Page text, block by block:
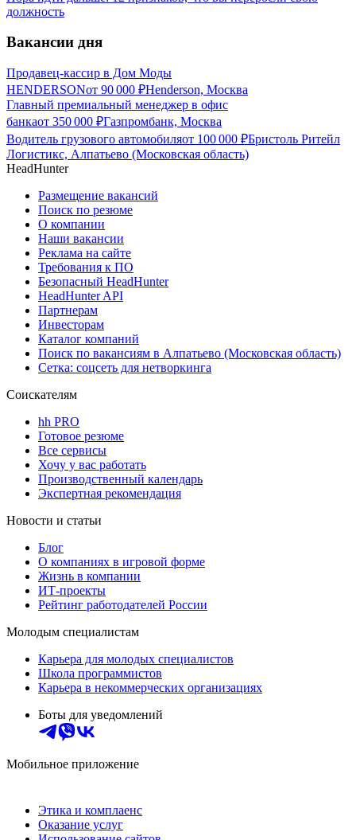
должность
Вакансии дня
Продавец-кассир в Дом Моды
HENDERSONот 90 000 ₽Henderson, Москва
Главный премиальный менеджер в офис
банкаот 350 000 ₽Газпромбанк, Москва
Водитель грузового автомобиляот 100 000 ₽Бристоль Ритейл
Логистикс, Алпатьево (Московская область)
HeadHunter
Размещение вакансий
Поиск по резюме
О компании
Наши вакансии
Реклама на сайте
Требования к ПО
Безопасный HeadHunter
HeadHunter API
Партнерам
Инвесторам
Каталог компаний
Поиск по вакансиям в Алпатьево (Московская область)
Сетка: соцсеть для нетворкинга
Соискателям
hh PRO
Готовое резюме
Все сервисы
Хочу у вас работать
Производственный календарь
Экспертная рекомендация
Новости и статьи
Блог
О компаниях в игровой форме
Жизнь в компании
ИТ-проекты
Рейтинг работодателей России
Молодым специалистам
Карьера для молодых специалистов
Школа программистов
Карьера в некоммерческих организациях
Боты для уведомлений
Мобильное приложение
Этика и комплаенс
Оказание услуг